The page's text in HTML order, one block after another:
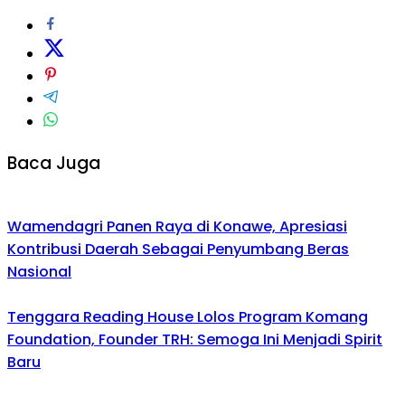
Baca Juga
Wamendagri Panen Raya di Konawe, Apresiasi
Kontribusi Daerah Sebagai Penyumbang Beras
Nasional
Tenggara Reading House Lolos Program Komang
Foundation, Founder TRH: Semoga Ini Menjadi Spirit
Baru